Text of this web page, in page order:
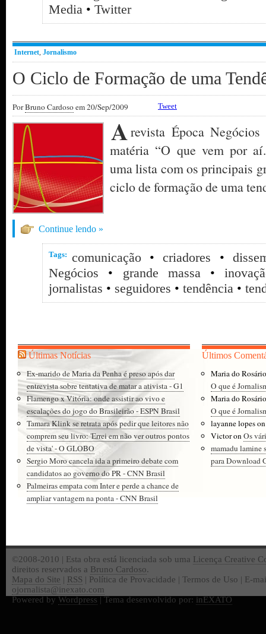
Media • Twitter
Internet, Jornalismo
O Ciclo de Formação de uma
PorBruno Cardosoem 20/Sep/2009 Tweet
Arevista Época
matéria “O que vem por
uma lista com os principais
ciclo de formação de uma
Continue lendo »
Tags: comunicação •criadores •
Negócios • grande massa•
jornalistas • seguidores • tendência •
Últimas Notícias
Ex-marido de Maria da Penha é preso após dar
entrevista sobre tentativa de matar a ativista - G1
Flamengo x Vitória: onde assistir ao vivo e
escalações do jogo do Brasileirão - ESPN Brasil
Tamara Klink se retrata após pedir que leitores não
comprem seu livro: 'Errei em não ver outros pontos
de vista' - O GLOBO
Sergio Moro cancela ida a primeiro debate com
candidatos ao governo do PR - CNN Brasil
Palmeiras empata com Inter e perde a chance de
ampliar vantagem na ponta - CNN Brasil
Últimos
Maria do
O que é
Maria do
O que é
layanne lopes
VictoronOs
mamadu lamine
para Download
©2008-2010 | Esta obra está licenciada sob uma Licença Creative
direitos reservados a Bruno Cardoso.
Mapa do Site | RSS | Política de Provacidade | Termos de Uso | E-
ojornalista@inexato.com
Powered by Wordpress | Tema desenvolvido por: inEXATO